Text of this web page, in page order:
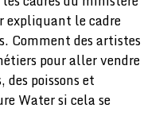
expliquant le cadre
Comment des artistes
pour aller vendre
poissons et
Water si cela se